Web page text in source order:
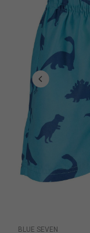
BLUE SEVEN